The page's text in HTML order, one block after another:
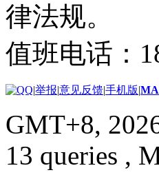
律法规。
值班电话：
|举报|意见反馈|手机版|
GMT+8,
13 queries ,